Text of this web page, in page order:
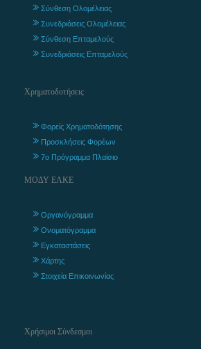
Σύνθεση Ολομέλειας
Συνεδριάσεις Ολομέλειας
Σύνθεση Επταμελούς
Συνεδριάσεις Επταμελούς
Χρηματοδοτήσεις
Φορείς Χρηματοδότησης
Προσκλήσεις Φορέων
7ο Πρόγραμμα Πλαίσιο
ΜΟΔΥ ΕΛΚΕ
Οργανόγραμμα
Ονοματόγραμμα
Εγκαταστάσεις
Χάρτης
Στοιχεία Επικοινωνίας
Χρήσιμοι Σύνδεσμοι